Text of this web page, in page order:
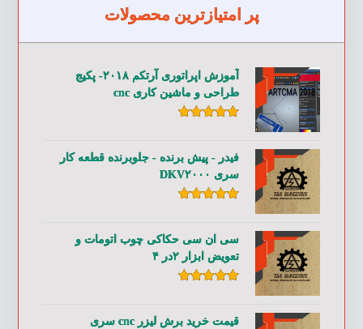
پر امتیازترین محصولات
آموزش اپراتوری آرتکم ۲۰۱۸- پکیج
طراحی و ماشین کاری cnc
فیدر - پیش برنده - جلوبرنده قطعه کار
سری DKV۲۰۰۰
سی ان سی حکاکی چوب اتومات و
تعویض ابزار ۲در ۴
قیمت خرید برش لیزر cnc سری